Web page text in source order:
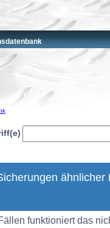
funktioniert das